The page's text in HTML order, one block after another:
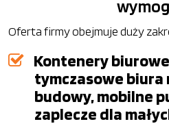
Oferta firmy obejmuje duży
Kontenery
tymczasowe biura
budowy, mobilne
zaplecze dla